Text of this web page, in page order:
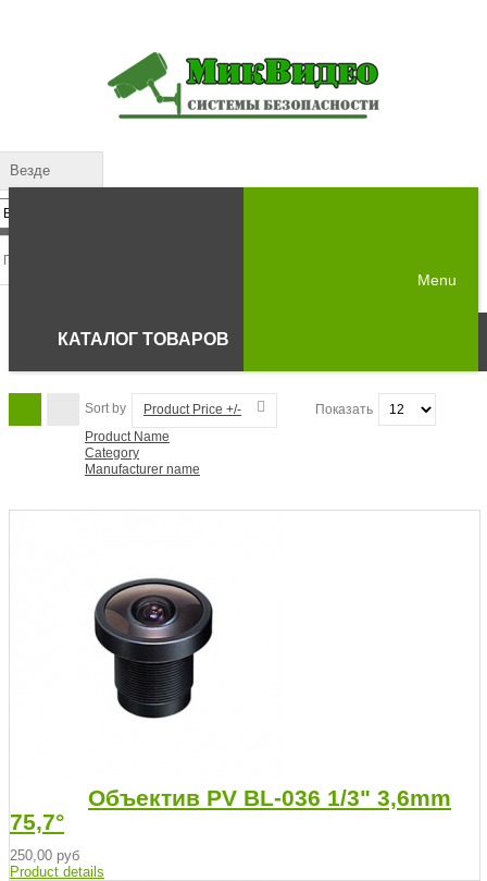
Везде
КАТАЛОГ ТОВАРОВ
Menu
Sort by
Product Price +/-
Product Name
Category
Manufacturer name
Показать
Объектив PV BL-036 1/3" 3,6mm
75,7°
250,00 руб
Product details